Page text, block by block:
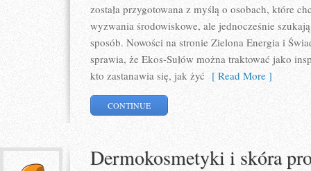
została przygotowana z myślą o osobach, które
wyzwania środowiskowe, ale jednocześnie
sposób. Nowości na stronie Zielona Energia i
sprawia, że Ekos-Sułów można traktować jako
kto zastanawia się, jak żyć [ Read More ]
CONTINUE
Dermokosmetyki i skóra